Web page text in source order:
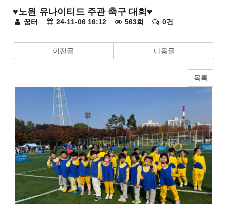
♥노원 유나이티드 주관 축구 대회♥
페
이
지
보
꿈터 24-11-06 16:12 563회 0건
이전글 다음글
목록